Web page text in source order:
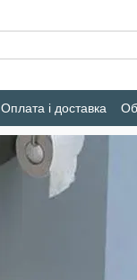
Оплата і доставка